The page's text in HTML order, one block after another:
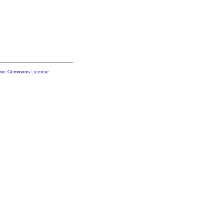
Commons License